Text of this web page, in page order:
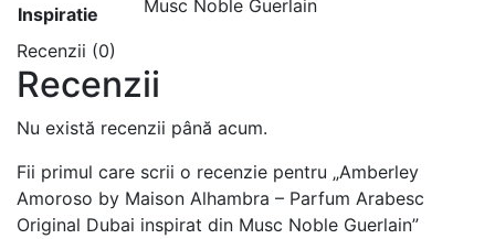
Inspiratie Musc Noble Guerlain
Recenzii (0)
Recenzii
Nu există recenzii până acum.
Fii primul care scrii o recenzie pentru „Amberley
Amoroso by Maison Alhambra – Parfum Arabesc
Original Dubai inspirat din Musc Noble Guerlain”